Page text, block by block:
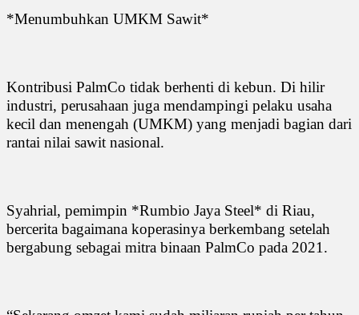
*Menumbuhkan UMKM Sawit*
Kontribusi PalmCo tidak berhenti di kebun. Di hilir
industri, perusahaan juga mendampingi pelaku usaha
kecil dan menengah (UMKM) yang menjadi bagian dari
rantai nilai sawit nasional.
Syahrial, pemimpin *Rumbio Jaya Steel* di Riau,
bercerita bagaimana koperasinya berkembang setelah
bergabung sebagai mitra binaan PalmCo pada 2021.